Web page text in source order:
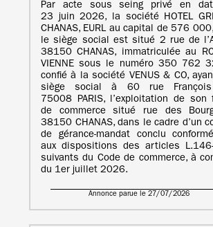
Par acte sous seing privé en
23 juin 2026, la société HOTEL
CHANAS, EURL au capital de 576
le siège social est situé 2 rue de
38150 CHANAS, immatriculée au
VIENNE sous le numéro 350 762
confié à la société VENUS & CO,
siège social à 60 rue
75008 PARIS, l’exploitation de son
de commerce situé rue des
38150 CHANAS, dans le cadre d’un
de gérance-mandat conclu
aux dispositions des articles
suivants du Code de commerce, à
du 1er juillet 2026.
Annonce parue le 27/07/2026